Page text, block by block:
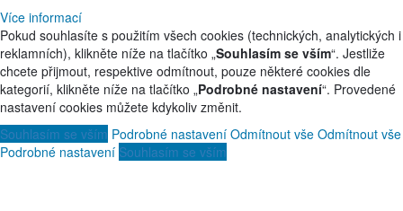
Více informací
Pokud souhlasíte s použitím všech cookies (technických, analytických i
reklamních), klikněte níže na tlačítko „Souhlasím se vším“. Jestliže
chcete přijmout, respektive odmítnout, pouze některé cookies dle
kategorií, klikněte níže na tlačítko „Podrobné nastavení“. Provedené
nastavení cookies můžete kdykoliv změnit.
Souhlasím se vším Podrobné nastavení Odmítnout vše Odmítnout vše
Podrobné nastavení Souhlasím se vším